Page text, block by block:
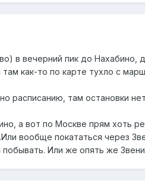
в вечерний пик до
как-то по карте тухло с
расписанию, там остановки
а вот по Москве прям хоть
вообще покататься через
Или же опять же